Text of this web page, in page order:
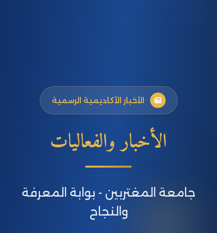
الأخبار الأكاديمية الرسمية
الأخبار والفعاليات
جامعة المغتربين - بوابة المعرفة
والنجاح